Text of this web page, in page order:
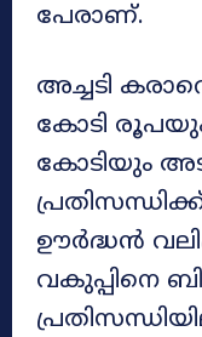
പേരാണ്.
അച്ചടി
കോടി
കോടിയും
ഊർദ്ധൻ
വകുപ്പിനെ